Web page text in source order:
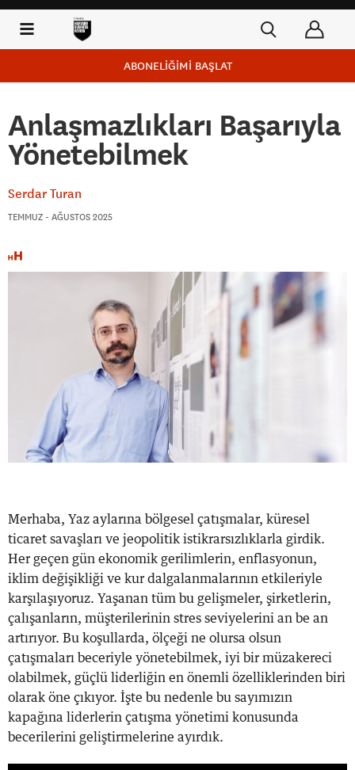
ABONELİĞİMİ BAŞLAT
Anlaşmazlıkları Başarıyla
Yönetebilmek
Serdar Turan
TEMMUZ - AĞUSTOS 2025
Merhaba, Yaz aylarına bölgesel çatışmalar, küresel
ticaret savaşları ve jeopolitik istikrarsızlıklarla girdik.
Her geçen gün ekonomik gerilimlerin, enflasyonun,
iklim değişikliği ve kur dalgalanmalarının etkileriyle
karşılaşıyoruz. Yaşanan tüm bu gelişmeler, şirketlerin,
çalışanların, müşterilerinin stres seviyelerini an be an
artırıyor. Bu koşullarda, ölçeği ne olursa olsun
çatışmaları beceriyle yönetebilmek, iyi bir müzakereci
olabilmek, güçlü liderliğin en önemli özelliklerinden biri
olarak öne çıkıyor. İşte bu nedenle bu sayımızın
kapağına liderlerin çatışma yönetimi konusunda
becerilerini geliştirmelerine ayırdık.